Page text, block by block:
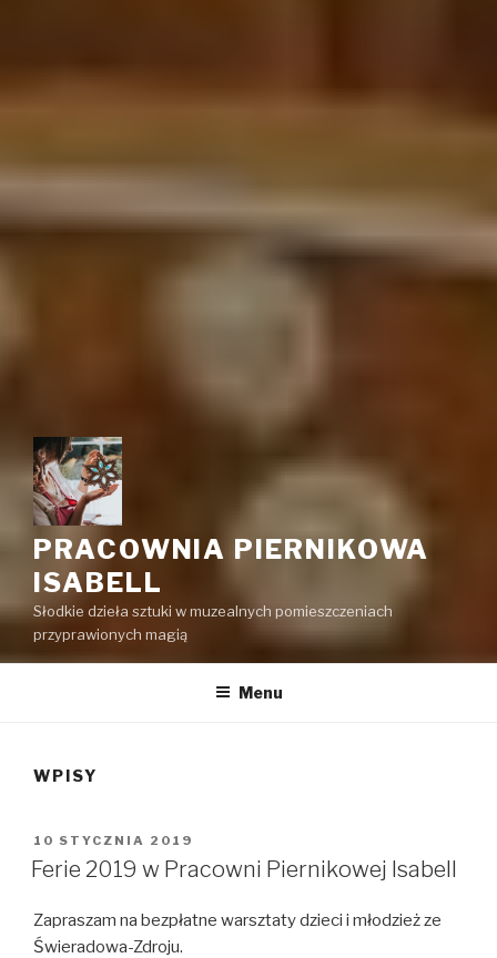
PRACOWNIA PIERNIKOWA
ISABELL
Słodkie dzieła sztuki w muzealnych pomieszczeniach
przyprawionych magią
Menu
WPISY
OPUBLIKOWANE
W
10 STYCZNIA 2019
Ferie 2019 w Pracowni Piernikowej Isabell
Zapraszam na bezpłatne warsztaty dzieci i młodzież ze
Świeradowa-Zdroju.